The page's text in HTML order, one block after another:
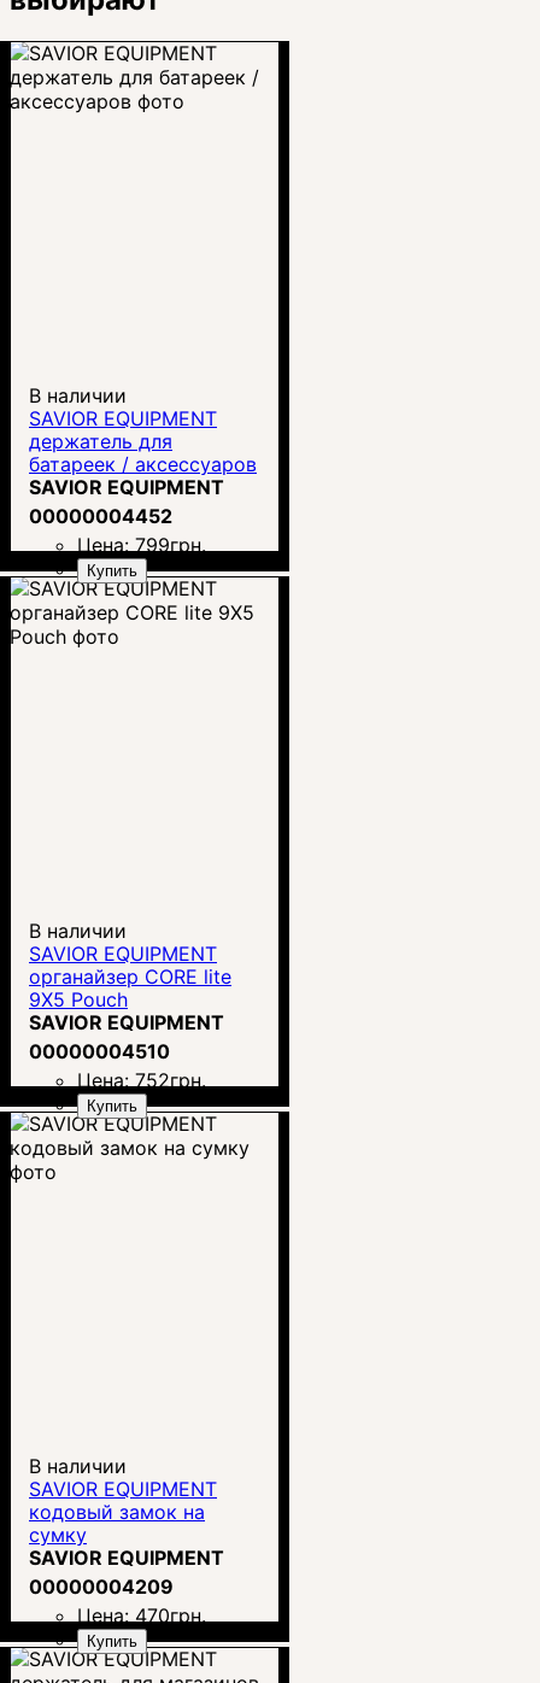
В наличии
SAVIOR EQUIPMENT
держатель для
батареек / аксессуаров
SAVIOR EQUIPMENT
00000004452
Цена: 799грн.
Купить
В наличии
SAVIOR EQUIPMENT
органайзер CORE lite
9X5 Pouch
SAVIOR EQUIPMENT
00000004510
Цена: 752грн.
Купить
В наличии
SAVIOR EQUIPMENT
кодовый замок на
сумку
SAVIOR EQUIPMENT
00000004209
Цена: 470грн.
Купить